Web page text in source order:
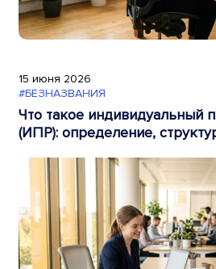
15 июня 2026
#БЕЗНАЗВАНИЯ
Что такое индивидуальный
(ИПР): определение,